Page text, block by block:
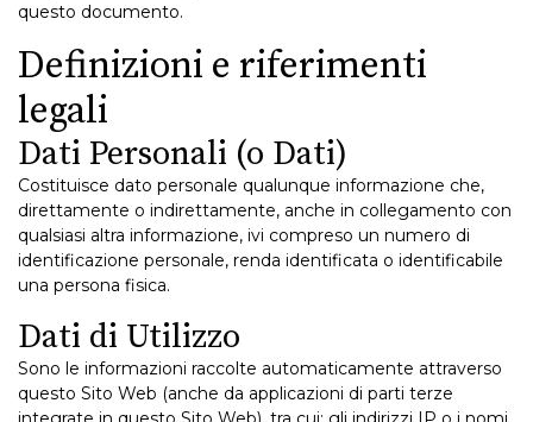
questo documento.
Definizioni e riferimenti
legali
Dati Personali (o Dati)
Costituisce dato personale qualunque informazione che,
direttamente o indirettamente, anche in collegamento con
qualsiasi altra informazione, ivi compreso un numero di
identificazione personale, renda identificata o identificabile
una persona fisica.
Dati di Utilizzo
Sono le informazioni raccolte automaticamente attraverso
questo Sito Web (anche da applicazioni di parti terze